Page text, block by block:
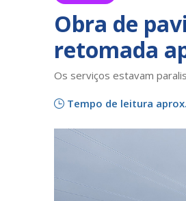
Obra de
retomada
Os serviços estavam
Tempo de leitura aprox.